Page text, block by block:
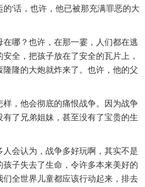
'话，也许，他已被那充满罪恶的大
在哪？也许，在那一霎，人们都在逃
全，把孩子放在了安全的瓦片上，
隆隆的大炮就炸来了。也许，他的父
样，他会彻底的痛恨战争。因为战争
了兄弟姐妹，甚至没有了宝贵的生
人会认为，战争多好玩啊，其实不是
孩子失去了生命，令许多本来美好的
们全世界儿童都应该行动起来，排去